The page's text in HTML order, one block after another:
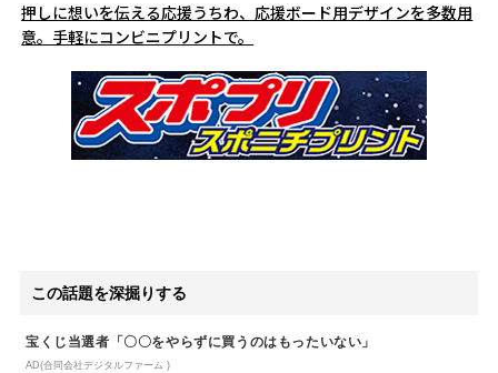
押しに想いを伝える応援うちわ、応援ボード用デザインを多数用
意。手軽にコンビニプリントで。
この話題を深掘りする
宝くじ当選者「〇〇をやらずに買うのはもったいない」
AD(合同会社デジタルファーム )